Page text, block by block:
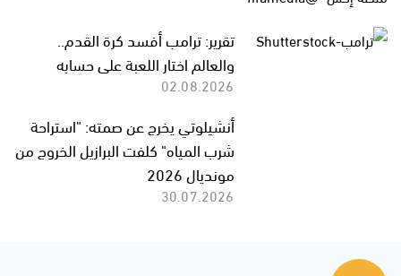
تقرير: ترامب أفسد كرة القدم..
والعالم اختار اللعبة على حسابه
02.08.2026
أنشيلوتي يخرج عن صمته: "استراحة
شرب المياه" كلفت البرازيل الخروج من
مونديال 2026
30.07.2026